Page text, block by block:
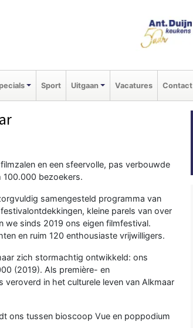
Sport Uitgaan Vacatures Contact
en een sfeervolle, pas verbouwde
100.000 bezoekers.
samengesteld programma van
kleine parels van over
we sinds 2019 ons eigen filmfestival.
en ruim 120 enthousiaste vrijwilligers.
zich stormachtig ontwikkeld: ons
(2019). Als première- en
veroverd in het culturele leven van Alkmaar
ons tussen bioscoop Vue en poppodium